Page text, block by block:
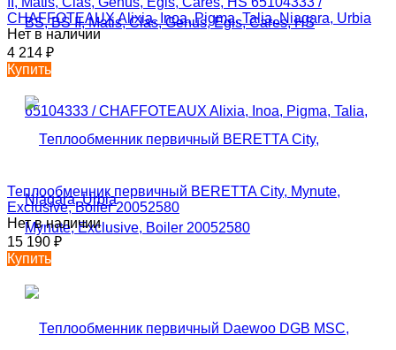
CHAFFOTEAUX Alixia, Inoa, Pigma, Talia, Niagara, Urbia
Нет в наличии
4 214 ₽
Купить
Теплообменник первичный BERETTA City, Mynute,
Exclusive, Boiler 20052580
Нет в наличии
15 190 ₽
Купить